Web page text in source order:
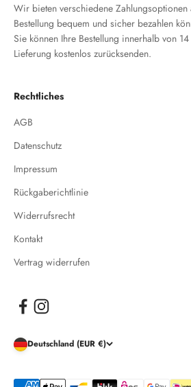
Wir bieten verschiedene
Bestellung bequem und sicher bezahlen
Sie können Ihre Bestellung innerhalb von
Lieferung kostenlos zurücksenden.
Rechtliches
AGB
Datenschutz
Impressum
Rückgaberichtlinie
Widerrufsrecht
Kontakt
Vertrag widerrufen
Deutschland (EUR €)